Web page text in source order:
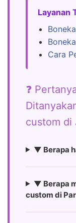
Layanan
Cara
❓
custom di
▼ Berapa
▼ Berapa
custom di